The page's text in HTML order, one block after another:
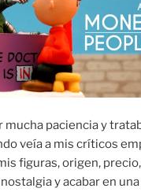
mucha paciencia y
veía a mis críticos
figuras, origen,
y acabar en